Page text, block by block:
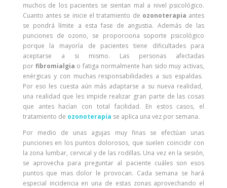
muchos de los pacientes se sientan mal a nivel psicológico.
Cuanto antes se inicie el tratamiento de ozonoterapia antes
se pondrá límite a esta fase de angustia. Además de las
punciones de ozono, se proporciona soporte psicológico
porque la mayoría de pacientes tiene dificultades para
aceptarse a si mismo. Las personas afectadas
por fibromialgia o fatiga normalmente han sido muy activas,
enérgicas y con muchas responsabilidades a sus espaldas.
Por eso les cuesta aún más adaptarse a su nueva realidad,
una realidad que les impide realizar gran parte de las cosas
que antes hacían con total facilidad. En estos casos, el
tratamiento de ozonoterapia se aplica una vez por semana.
Por medio de unas agujas muy finas se efectúan unas
punciones en los puntos dolorosos, que suelen coincidir con
la zona lumbar, cervical y de las rodillas. Una vez en la sesión,
se aprovecha para preguntar al paciente cuáles son esos
puntos que mas dolor le provocan. Cada semana se hará
especial incidencia en una de estas zonas aprovechando el